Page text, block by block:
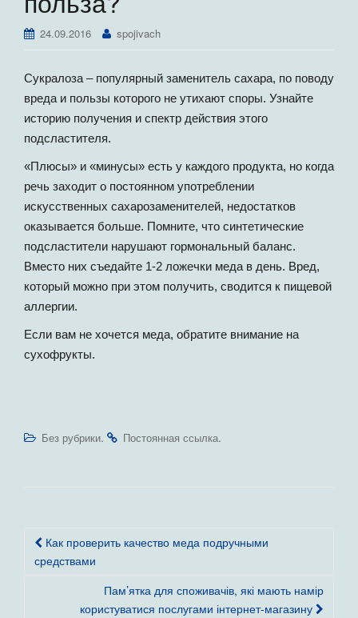
ю
24.09.2016 spojivach
Сукралоза – популярный заменитель сахара, по поводу
вреда и пользы которого не утихают споры. Узнайте
историю получения и спектр действия этого
подсластителя.
«Плюсы» и «минусы» есть у каждого продукта, но когда
речь заходит о постоянном употреблении
искусственных сахарозаменителей, недостатков
оказывается больше. Помните, что синтетические
подсластители нарушают гормональный баланс.
Вместо них съедайте 1-2 ложечки меда в день. Вред,
который можно при этом получить, сводится к пищевой
аллергии.
Если вам не хочется меда, обратите внимание на
сухофрукты.
Без рубрики. Постоянная ссылка.
Навигация
по
записям
Как проверить качество меда подручными
средствами
Пам’ятка для споживачів, які мають намір
користуватися послугами інтернет-магазину